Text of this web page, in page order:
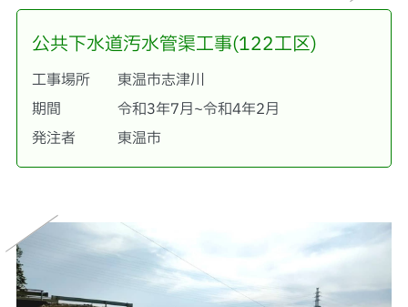
公共下水道汚水管渠工事(122工区)
工事場所
東温市志津川
期間
令和3年7月~令和4年2月
発注者
東温市